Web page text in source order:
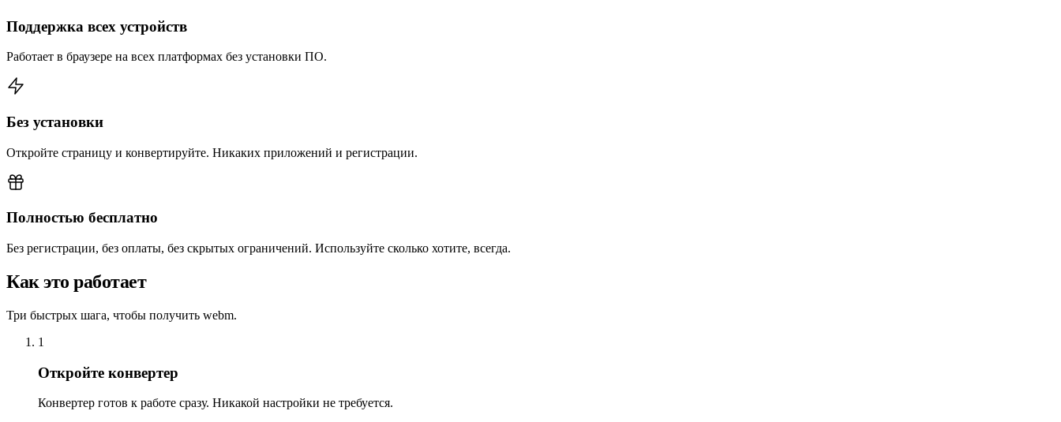
Поддержка всех устройств
Работает в браузере на всех платформах без установки ПО.
Без установки
Откройте страницу и конвертируйте. Никаких приложений и регистрации.
Полностью бесплатно
Без регистрации, без оплаты, без скрытых ограничений. Используйте сколько хотите, всегда.
Как это работает
Три быстрых шага, чтобы получить webm.
1
Откройте конвертер
Конвертер готов к работе сразу. Никакой настройки не требуется.